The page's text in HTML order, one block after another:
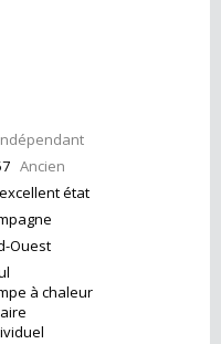
Ancien
état
Ouest
à chaleur